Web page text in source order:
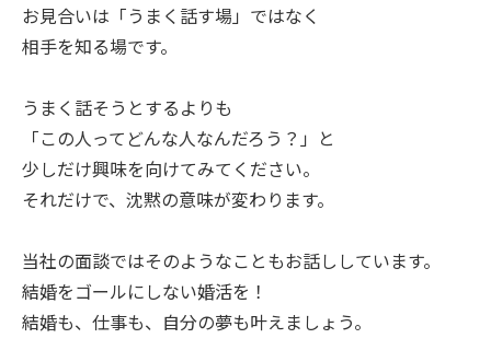
お見合いは「うまく話す場」ではなく
相手を知る場です。
うまく話そうとするよりも
「この人ってどんな人なんだろう？」と
少しだけ興味を向けてみてください。
それだけで、沈黙の意味が変わります。
当社の面談ではそのようなこともお話ししています。
結婚をゴールにしない婚活を！
結婚も、仕事も、自分の夢も叶えましょう。